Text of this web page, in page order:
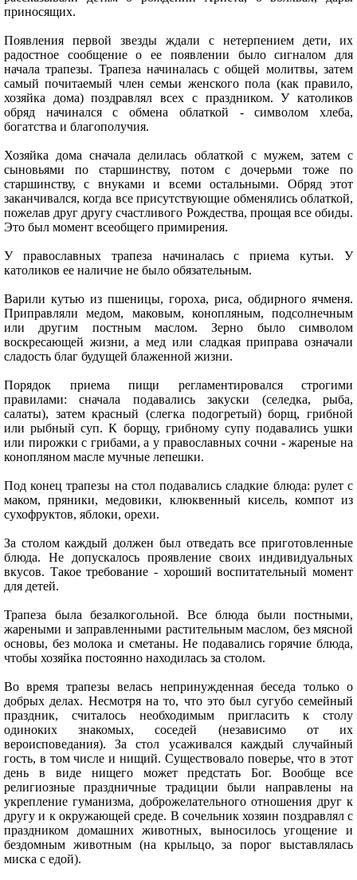
приносящих.
Появления первой звезды ждали с нетерпением дети, их
радостное сообщение о ее появлении было сигналом для
начала трапезы. Трапеза начиналась с общей молитвы, затем
самый почитаемый член семьи женского пола (как правило,
хозяйка дома) поздравлял всех с праздником. У католиков
обряд начинался с обмена облаткой - символом хлеба,
богатства и благополучия.
Хозяйка дома сначала делилась облаткой с мужем, затем с
сыновьями по старшинству, потом с дочерьми тоже по
старшинству, с внуками и всеми остальными. Обряд этот
заканчивался, когда все присутствующие обменялись облаткой,
пожелав друг другу счастливого Рождества, прощая все обиды.
Это был момент всеобщего примирения.
У православных трапеза начиналась с приема кутьи. У
католиков ее наличие не было обязательным.
Варили кутью из пшеницы, гороха, риса, обдирного ячменя.
Приправляли медом, маковым, конопляным, подсолнечным
или другим постным маслом. Зерно было символом
воскресающей жизни, а мед или сладкая приправа означали
сладость благ будущей блаженной жизни.
Порядок приема пищи регламентировался строгими
правилами: сначала подавались закуски (селедка, рыба,
салаты), затем красный (слегка подогретый) борщ, грибной
или рыбный суп. К борщу, грибному супу подавались ушки
или пирожки с грибами, а у православных сочни - жареные на
конопляном масле мучные лепешки.
Под конец трапезы на стол подавались сладкие блюда: рулет с
маком, пряники, медовики, клюквенный кисель, компот из
сухофруктов, яблоки, орехи.
За столом каждый должен был отведать все приготовленные
блюда. Не допускалось проявление своих индивидуальных
вкусов. Такое требование - хороший воспитательный момент
для детей.
Трапеза была безалкогольной. Все блюда были постными,
жареными и заправленными растительным маслом, без мясной
основы, без молока и сметаны. Не подавались горячие блюда,
чтобы хозяйка постоянно находилась за столом.
Во время трапезы велась непринужденная беседа только о
добрых делах. Несмотря на то, что это был сугубо семейный
праздник, считалось необходимым пригласить к столу
одиноких знакомых, соседей (независимо от их
вероисповедания). За стол усаживался каждый случайный
гость, в том числе и нищий. Существовало поверье, что в этот
день в виде нищего может предстать Бог. Вообще все
религиозные праздничные традиции были направлены на
укрепление гуманизма, доброжелательного отношения друг к
другу и к окружающей среде. В сочельник хозяин поздравлял с
праздником домашних животных, выносилось угощение и
бездомным животным (на крыльцо, за порог выставлялась
миска с едой).